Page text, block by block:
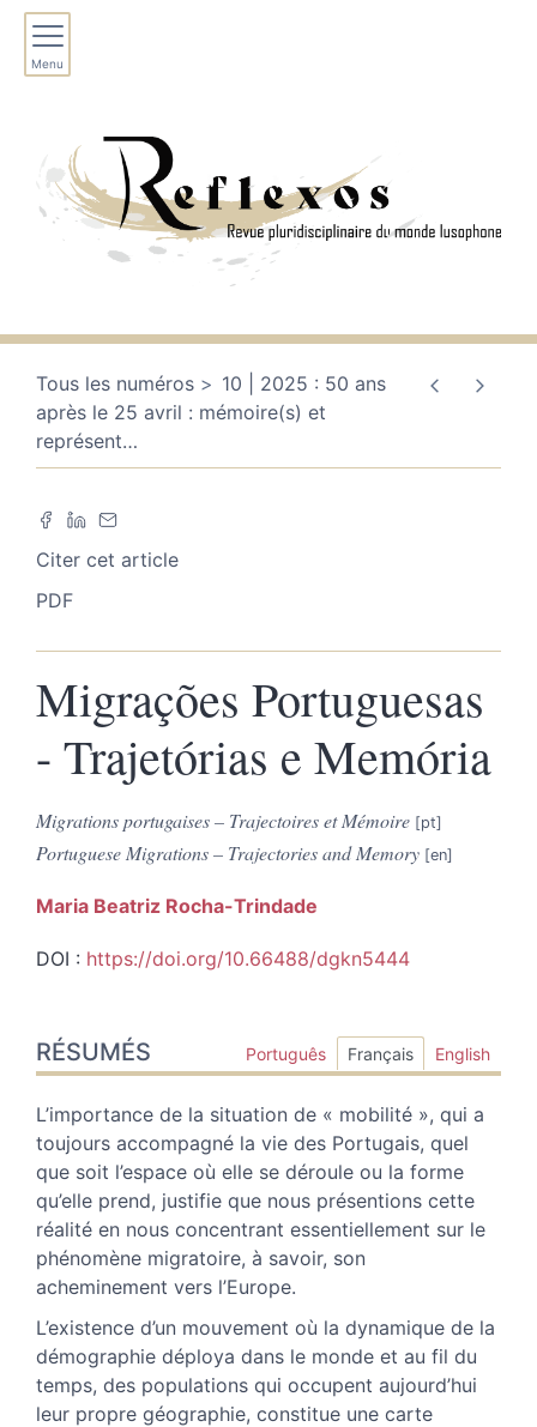
Menu
Tous les numéros
10 | 2025 : 50 ans
après le 25 avril : mémoire(s) et
représent…
Citer cet article
PDF
Migrações Portuguesas
- Trajetórias e Memória
Migrations portugaises – Trajectoires et Mémoire
Portuguese Migrations – Trajectories and Memory
Maria Beatriz Rocha-Trindade
DOI : https://doi.org/10.66488/dgkn5444
Index
Plan
Texte
Bibliographie
Notes
Document annexe
Illustrations
Citer cet article
Auteur
RÉSUMÉS Português Français English
L’importance de la situation de « mobilité », qui a
toujours accompagné la vie des Portugais, quel
que soit l’espace où elle se déroule ou la forme
qu’elle prend, justifie que nous présentions cette
réalité en nous concentrant essentiellement sur le
phénomène migratoire, à savoir, son
acheminement vers l’Europe.
L’existence d’un mouvement où la dynamique de la
démographie déploya dans le monde et au fil du
temps, des populations qui occupent aujourd’hui
leur propre géographie, constitue une carte